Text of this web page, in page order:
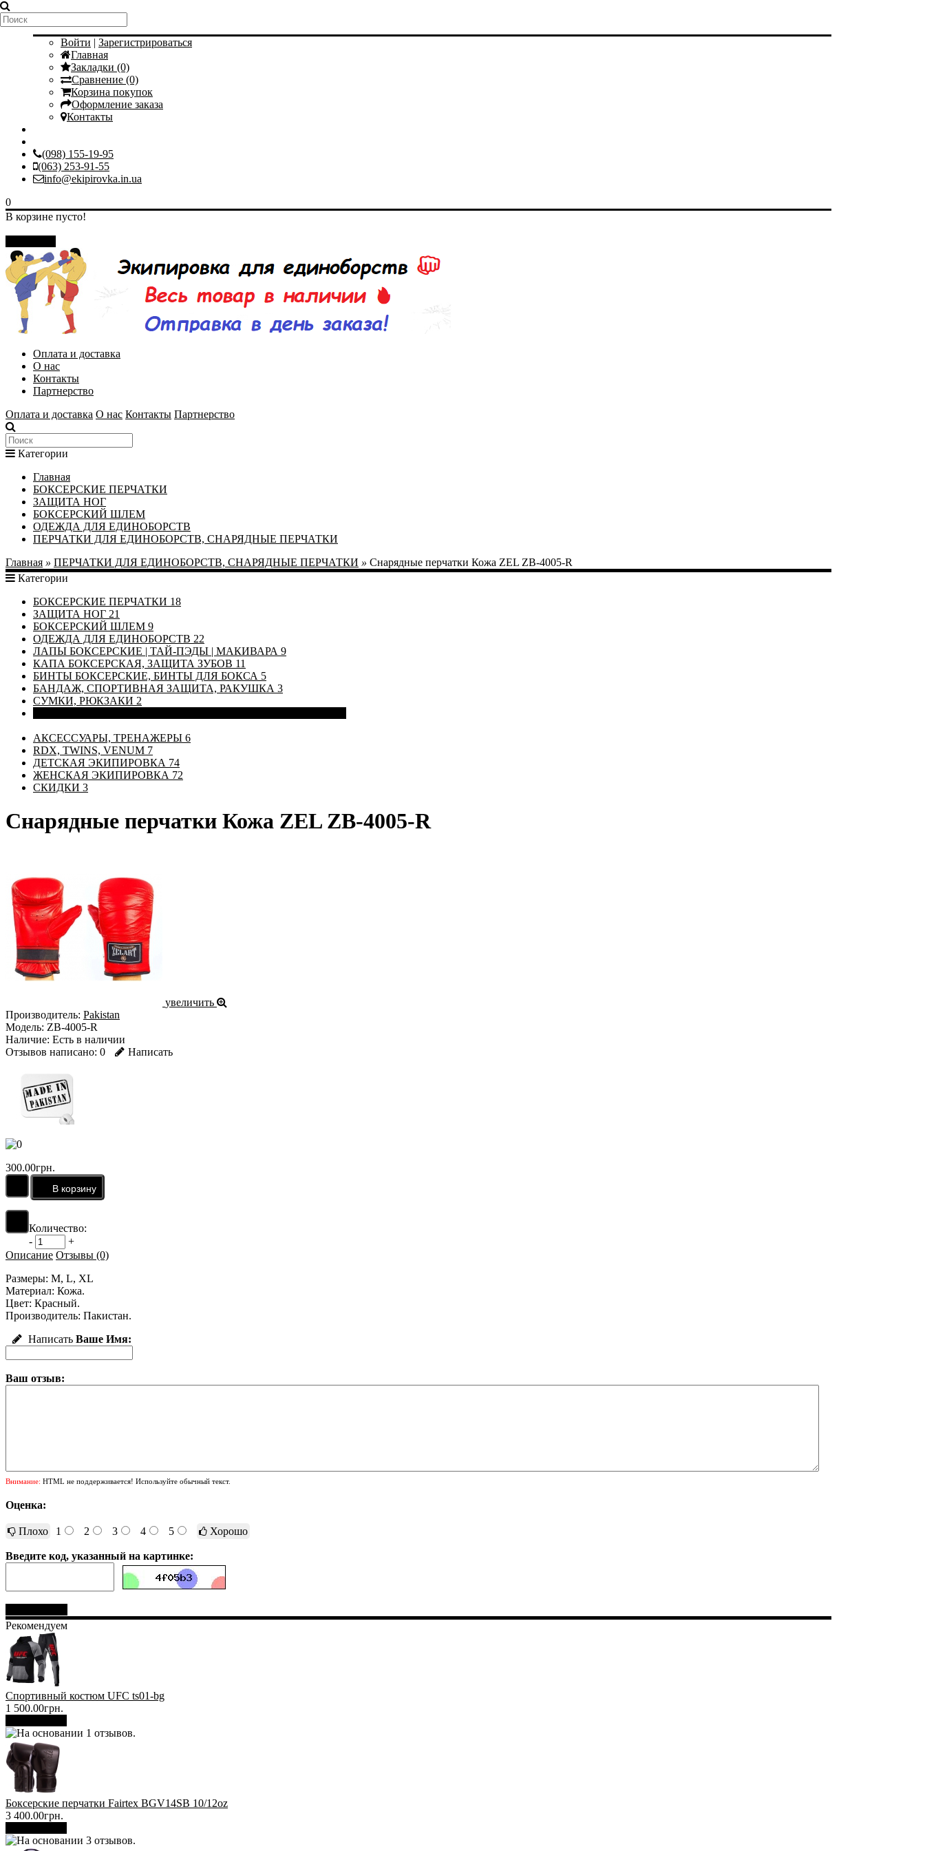
Мой аккаунт
Войти | Зарегистрироваться
Главная
Закладки (0)
Сравнение (0)
Корзина покупок
Оформление заказа
Контакты
(098) 155-19-95
(063) 253-91-55
info@ekipirovka.in.ua
0
В корзине пусто!
Оплата и доставка
О нас
Контакты
Партнерство
Оплата и доставка О нас Контакты Партнерство
Категории
Главная
БОКСЕРСКИЕ ПЕРЧАТКИ
ЗАЩИТА НОГ
БОКСЕРСКИЙ ШЛЕМ
ОДЕЖДА ДЛЯ ЕДИНОБОРСТВ
ПЕРЧАТКИ ДЛЯ ЕДИНОБОРСТВ, СНАРЯДНЫЕ ПЕРЧАТКИ
Главная » ПЕРЧАТКИ ДЛЯ ЕДИНОБОРСТВ, СНАРЯДНЫЕ ПЕРЧАТКИ » Снарядные перчатки Кожа ZEL ZB-4005-R
Категории
БОКСЕРСКИЕ ПЕРЧАТКИ 18
ЗАЩИТА НОГ 21
БОКСЕРСКИЙ ШЛЕМ 9
ОДЕЖДА ДЛЯ ЕДИНОБОРСТВ 22
ЛАПЫ БОКСЕРСКИЕ | ТАЙ-ПЭДЫ | МАКИВАРА 9
КАПА БОКСЕРСКАЯ, ЗАЩИТА ЗУБОВ 11
БИНТЫ БОКСЕРСКИЕ, БИНТЫ ДЛЯ БОКСА 5
БАНДАЖ, СПОРТИВНАЯ ЗАЩИТА, РАКУШКА 3
СУМКИ, РЮКЗАКИ 2
АКСЕССУАРЫ, ТРЕНАЖЕРЫ 6
RDX, TWINS, VENUM 7
ДЕТСКАЯ ЭКИПИРОВКА 74
ЖЕНСКАЯ ЭКИПИРОВКА 72
СКИДКИ 3
Снарядные перчатки Кожа ZEL ZB-4005-R
увеличить
Производитель: Pakistan
Модель: ZB-4005-R
Наличие: Есть в наличии
Отзывов написано: 0 Написать
300.00грн.
Количество:
-
+
Описание Отзывы (0)
Размеры: M, L, XL
Материал: Кожа.
Цвет: Красный.
Производитель: Пакистан.
Написать Ваше Имя:
Ваш отзыв:
Внимание: HTML не поддерживается! Используйте обычный текст.
Оценка:
Плохо 1 2 3 4 5 Хорошо
Введите код, указанный на картинке:
Рекомендуем
Спортивный костюм UFC ts01-bg
1 500.00грн.
Боксерские перчатки Fairtex BGV14SB 10/12oz
3 400.00грн.